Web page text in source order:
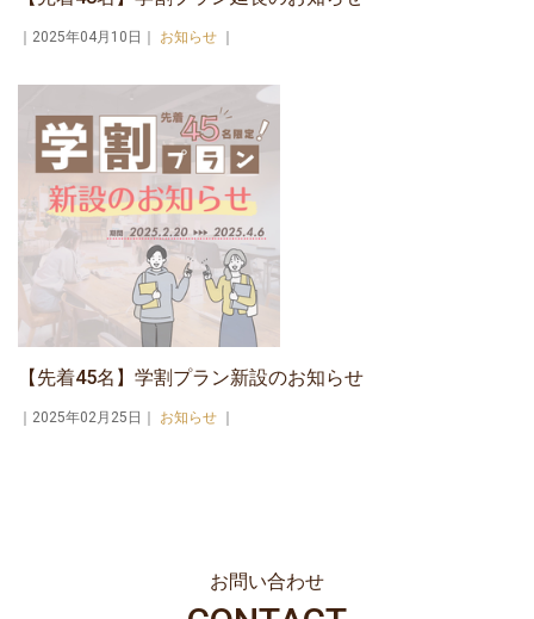
｜2025年04月10日｜ お知らせ
【先着45名】学割プラン新設のお知らせ
｜2025年02月25日｜ お知らせ
お問い合わせ